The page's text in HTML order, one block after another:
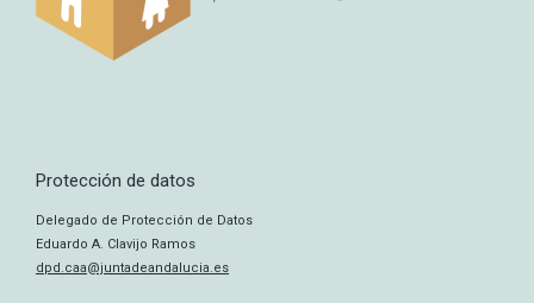
Protección de datos
Delegado de Protección de Datos
Eduardo A. Clavijo Ramos
dpd.caa@juntadeandalucia.es